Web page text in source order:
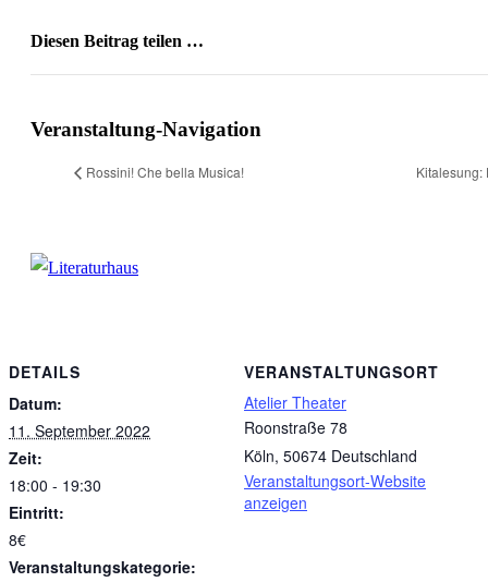
Diesen Beitrag teilen …
Veranstaltung-Navigation
Rossini! Che bella Musica! Kitalesung:
DETAILS
Datum:
11. September 2022
Zeit:
18:00 - 19:30
Eintritt:
8€
Veranstaltungskategorie:
VERANSTALTUNGSORT
Atelier Theater
Roonstraße 78
Köln, 50674 Deutschland
Veranstaltungsort-Website
anzeigen